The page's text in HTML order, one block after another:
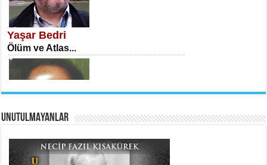
İSA KARATEPE
Ekranlar Arasında Kaybolan İnsan...
AHMET URFALI
Tahlil Denemesi...
Yaşar Bedri
Ölüm ve Atlas...
Necati Sarıca
Ben Kader Vurgunuyum Maria...
UNUTULMAYANLAR